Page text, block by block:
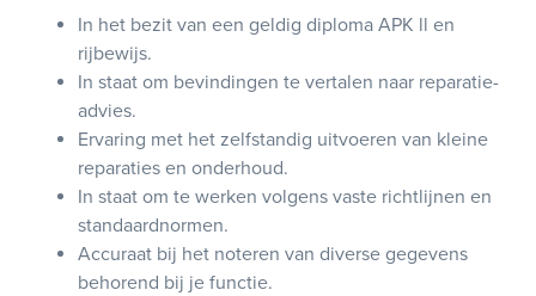
In het bezit van een geldig diploma APK ll en
rijbewijs.
In staat om bevindingen te vertalen naar reparatie-
advies.
Ervaring met het zelfstandig uitvoeren van kleine
reparaties en onderhoud.
In staat om te werken volgens vaste richtlijnen en
standaardnormen.
Accuraat bij het noteren van diverse gegevens
behorend bij je functie.